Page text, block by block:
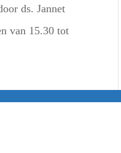
ds. Jannet
van 15.30 tot